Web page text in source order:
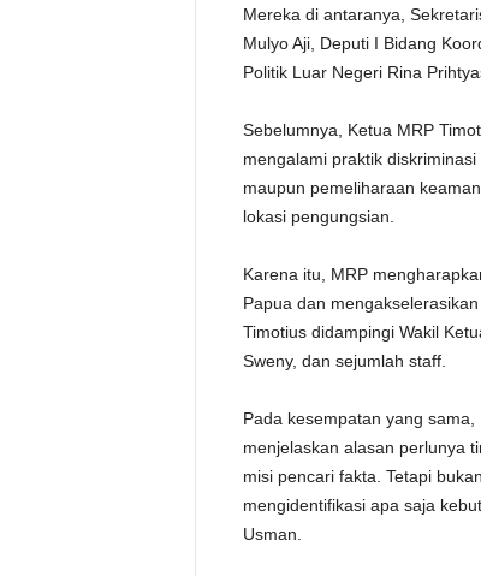
Mereka di antaranya,
Mulyo Aji, Deputi I Bidang
Politik Luar Negeri Rina
Sebelumnya, Ketua MRP
mengalami praktik
maupun pemeliharaan
lokasi pengungsian.
Karena itu, MRP
Papua dan
Timotius didampingi Wakil
Sweny, dan sejumlah staff.
Pada kesempatan yang
menjelaskan alasan perlunya
misi pencari fakta. Tetapi
mengidentifikasi apa saja
Usman.